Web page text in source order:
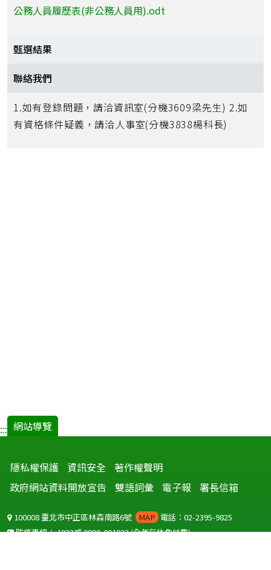
公務人員履歷表(非公務人員用).odt
甄選結果
聯絡我們
1.如有登錄問題，請洽資訊室(分機3609梁先生) 2.如
有資格條件疑義，請洽人事室(分機3838楊科長)
::: 網站導覽
隱私權保護 資訊安全 著作權聲明
政府網站資料開放宣告
雙語詞彙 電子報 署長信箱
100008 臺北市中正區林森南路6號 MAP 電話：02-2395-9825
防疫專線：1922或0800-001922(全年無休免付費)